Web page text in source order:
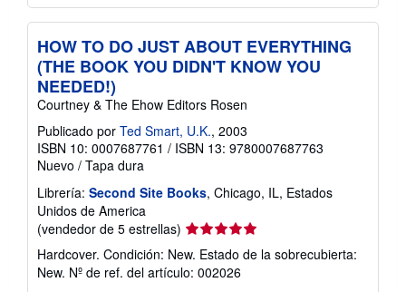
HOW TO DO JUST ABOUT EVERYTHING
(THE BOOK YOU DIDN'T KNOW YOU
NEEDED!)
Courtney & The Ehow Editors Rosen
Publicado por Ted Smart, U.K., 2003
ISBN 10: 0007687761 / ISBN 13: 9780007687763
Nuevo / Tapa dura
Librería: Second Site Books, Chicago, IL, Estados
Unidos de America
(vendedor de 5 estrellas) Calificación
del
vendedor:
5
Hardcover. Condición: New. Estado de la sobrecubierta:
New. Nº de ref. del artículo: 002026